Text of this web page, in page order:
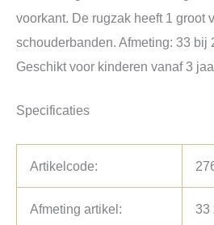
voorkant. De rugzak heeft 1 groot
schouderbanden. Afmeting: 33 bij
Geschikt voor kinderen vanaf 3
Specificaties
Artikelcode:
Afmeting artikel: 33